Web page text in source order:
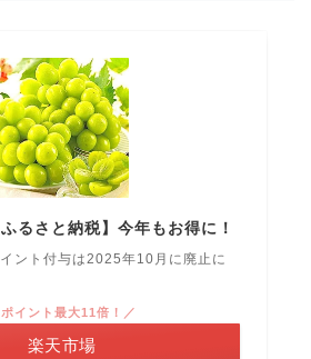
るさと納税】今年もお得に！
ント付与は2025年10月に廃止に
ポイント最大11倍！／
楽天市場